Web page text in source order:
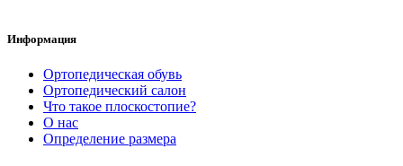
Информация
Ортопедическая обувь
Ортопедический салон
Что такое плоскостопие?
О нас
Определение размера